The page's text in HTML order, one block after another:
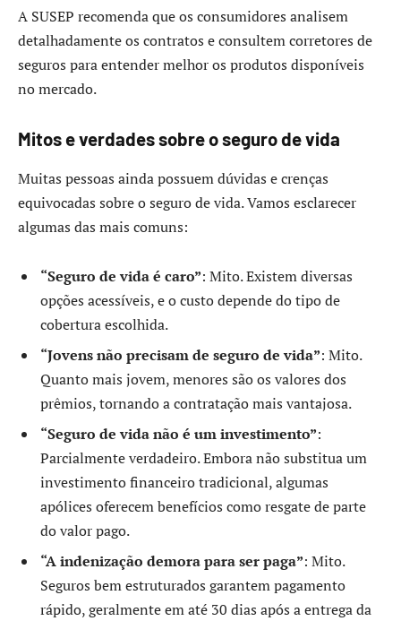
A SUSEP recomenda que os consumidores analisem
detalhadamente os contratos e consultem corretores de
seguros para entender melhor os produtos disponíveis
no mercado.
Mitos e verdades sobre o seguro de vida
Muitas pessoas ainda possuem dúvidas e crenças
equivocadas sobre o seguro de vida. Vamos esclarecer
algumas das mais comuns:
“Seguro de vida é caro”: Mito. Existem diversas
opções acessíveis, e o custo depende do tipo de
cobertura escolhida.
“Jovens não precisam de seguro de vida”: Mito.
Quanto mais jovem, menores são os valores dos
prêmios, tornando a contratação mais vantajosa.
“Seguro de vida não é um investimento”:
Parcialmente verdadeiro. Embora não substitua um
investimento financeiro tradicional, algumas
apólices oferecem benefícios como resgate de parte
do valor pago.
“A indenização demora para ser paga”: Mito.
Seguros bem estruturados garantem pagamento
rápido, geralmente em até 30 dias após a entrega da